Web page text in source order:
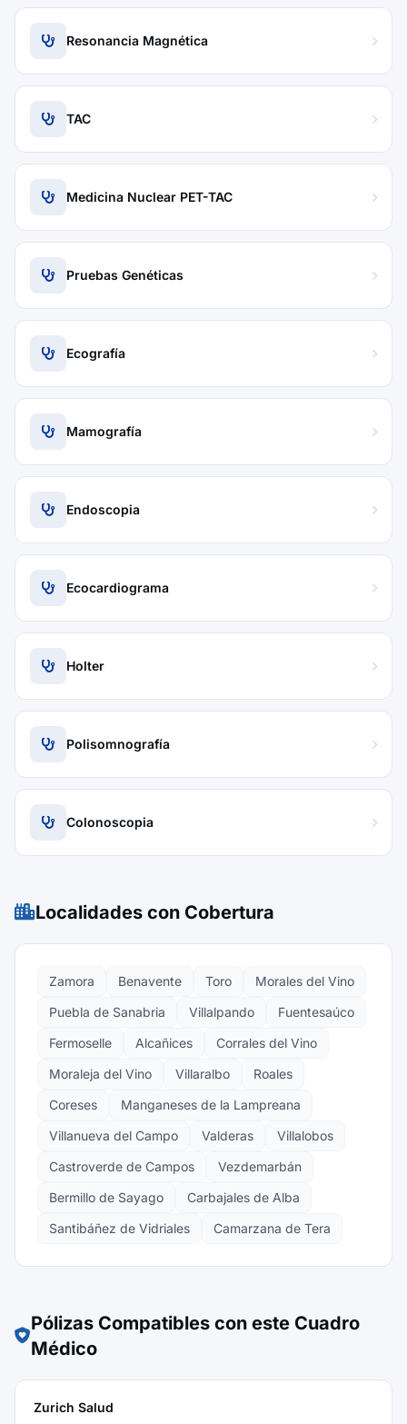
Resonancia Magnética
TAC
Medicina Nuclear PET-TAC
Pruebas Genéticas
Ecografía
Mamografía
Endoscopia
Ecocardiograma
Holter
Polisomnografía
Colonoscopia
Localidades con Cobertura
Zamora Benavente Toro
Morales del Vino
Puebla de Sanabria
Villalpando
Fuentesaúco
Fermoselle
Alcañices
Corrales del Vino
Moraleja del Vino
Villaralbo
Roales
Coreses
Manganeses de la Lampreana
Villanueva del Campo
Valderas
Villalobos
Castroverde de Campos
Vezdemarbán
Bermillo de Sayago
Carbajales de Alba
Santibáñez de Vidriales
Camarzana de Tera
Pólizas Compatibles con este Cuadro
Médico
Zurich Salud